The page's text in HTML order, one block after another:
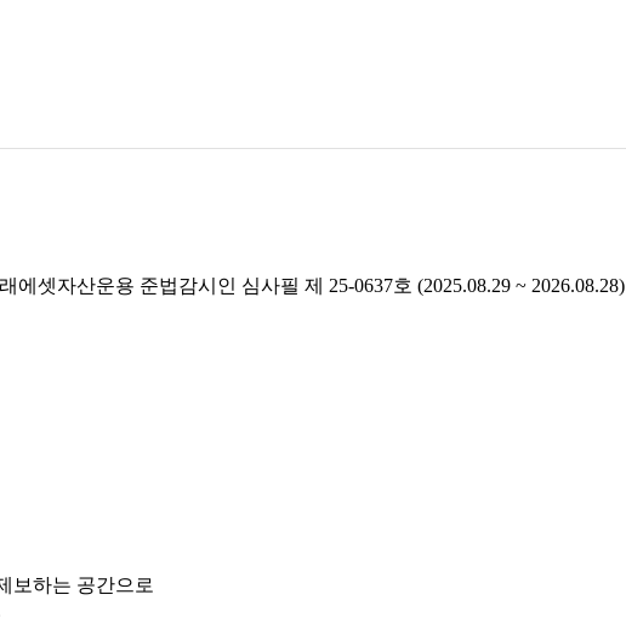
에셋자산운용 준법감시인 심사필 제 25-0637호 (2025.08.29 ~ 2026.08.28)
보하는 공간으로